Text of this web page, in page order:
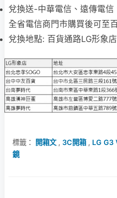
兌換送-中華電信、遠傳電
全省電信商門市購買後可至
兌換地點: 百貨通路LG形象店
標籤： 開箱文, 3C開箱, LG G3
鏡